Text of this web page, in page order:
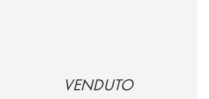
VENDUTO